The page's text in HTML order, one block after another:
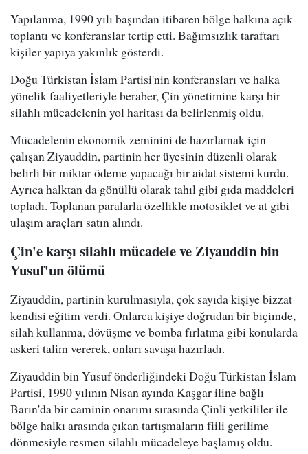
Yapılanma, 1990 yılı başından itibaren bölge halkına açık
toplantı ve konferanslar tertip etti. Bağımsızlık taraftarı
kişiler yapıya yakınlık gösterdi.
Doğu Türkistan İslam Partisi'nin konferansları ve halka
yönelik faaliyetleriyle beraber, Çin yönetimine karşı bir
silahlı mücadelenin yol haritası da belirlenmiş oldu.
Mücadelenin ekonomik zeminini de hazırlamak için
çalışan Ziyauddin, partinin her üyesinin düzenli olarak
belirli bir miktar ödeme yapacağı bir aidat sistemi kurdu.
Ayrıca halktan da gönüllü olarak tahıl gibi gıda maddeleri
topladı. Toplanan paralarla özellikle motosiklet ve at gibi
ulaşım araçları satın alındı.
Çin'e karşı silahlı mücadele ve Ziyauddin bin
Yusuf'un ölümü
Ziyauddin, partinin kurulmasıyla, çok sayıda kişiye bizzat
kendisi eğitim verdi. Onlarca kişiye doğrudan bir biçimde,
silah kullanma, dövüşme ve bomba fırlatma gibi konularda
askeri talim vererek, onları savaşa hazırladı.
Ziyauddin bin Yusuf önderliğindeki Doğu Türkistan İslam
Partisi, 1990 yılının Nisan ayında Kaşgar iline bağlı
Barın'da bir caminin onarımı sırasında Çinli yetkililer ile
bölge halkı arasında çıkan tartışmaların fiili gerilime
dönmesiyle resmen silahlı mücadeleye başlamış oldu.